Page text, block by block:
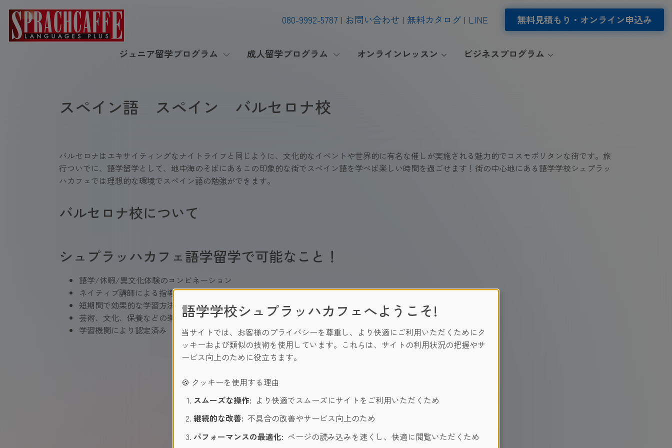
080-9992-5787 お問い合わせ 無料カタログ LINE 無料見積もり・オンライン申込み
ジュニア留学プログラム 成人留学プログラム オンラインレッスン ビジネスプログラム
スペイン語 スペイン バルセロナ校
バルセロナはエキサイティングなナイトライフと同じように、文化的なイベントや世界的に有名な催しが実施される魅力的でコスモポリタンな街です。旅
行ついでに、語学留学として、地中海のそばにあるこの印象的な街でスペイン語を学べば楽しい時間を過ごせます！街の中心地にある語学学校シュプラッ
ハカフェでは理想的な環境でスペイン語の勉強ができます。
バルセロナ校について
シュプラッハカフェ語学留学で可能なこと！
語学/休暇/異文化体験のコンビネーション
ネイティブ講師による指導
短期間で効果的な学習方法
芸術、文化、保養などの楽しみ
学習機関により認定済み
写真
語学学校シュプラッハカフェへようこそ!
当サイトでは、お客様のプライバシーを尊重し、より快適にご利用いただくためにク
ッキーおよび類似の技術を使用しています。これらは、サイトの利用状況の把握やサ
ービス向上のために役立ちます。
🍪 クッキーを使用する理由
スムーズな操作: より快適でスムーズにサイトをご利用いただくため
継続的な改善: 不具合の改善やサービス向上のため
パフォーマンスの最適化: ページの読み込みを速くし、快適に閲覧いただくため